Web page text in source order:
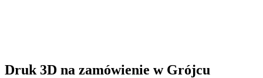
Druk 3D na zamówienie w Grójcu